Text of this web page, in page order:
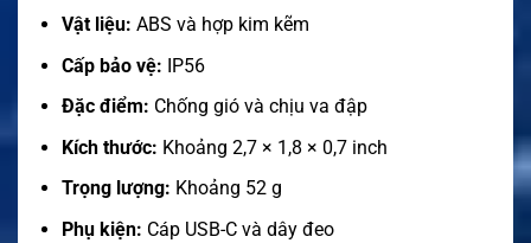
Vật liệu: ABS và hợp kim kẽm
Cấp bảo vệ: IP56
Đặc điểm: Chống gió và chịu va đập
Kích thước: Khoảng 2,7 × 1,8 × 0,7 inch
Trọng lượng: Khoảng 52 g
Phụ kiện: Cáp USB-C và dây đeo